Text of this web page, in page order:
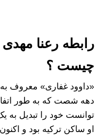
رابطه رعنا مهدی
چیست ؟
«داوود غفاری» معروف
دهه شصت که به طور
توانست خود را تبدیل به
او ساکن ترکیه بود و